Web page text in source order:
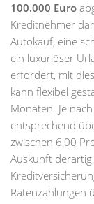
100.000 Euro
Kreditnehmer
Autokauf, eine
ein luxuriöser
erfordert, mit
kann flexibel
Monaten. Je
entsprechend
zwischen 6,00
Auskunft
Ratenzahlungen